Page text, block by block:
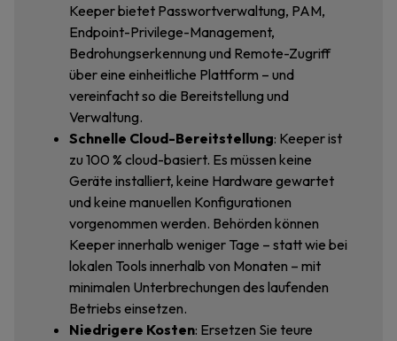
Keeper bietet Passwortverwaltung, PAM,
Endpoint-Privilege-Management,
Bedrohungserkennung und Remote-Zugriff
über eine einheitliche Plattform – und
vereinfacht so die Bereitstellung und
Verwaltung.
Schnelle Cloud-Bereitstellung: Keeper ist
zu 100 % cloud-basiert. Es müssen keine
Geräte installiert, keine Hardware gewartet
und keine manuellen Konfigurationen
vorgenommen werden. Behörden können
Keeper innerhalb weniger Tage – statt wie bei
lokalen Tools innerhalb von Monaten – mit
minimalen Unterbrechungen des laufenden
Betriebs einsetzen.
Niedrigere Kosten: Ersetzen Sie teure